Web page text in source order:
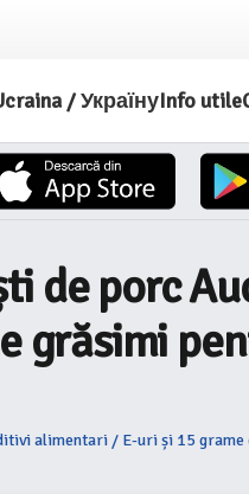
/ УкраїнуInfo utile
de porc
grăsimi
alimentari / E-uri și 15